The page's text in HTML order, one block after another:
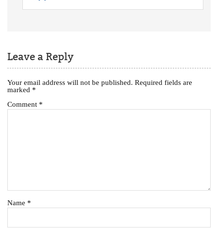
Leave a Reply
Your email address will not be published. Required fields are
marked *
Comment *
Name *